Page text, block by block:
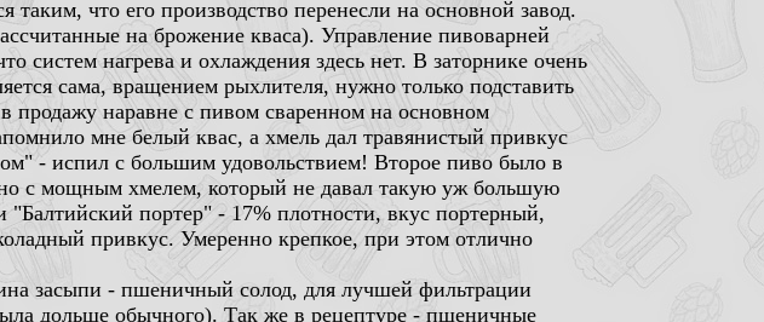
таким, что его производство перенесли на основной завод.
на брожение кваса). Управление пивоварней
систем нагрева и охлаждения здесь нет. В заторнике очень
сама, вращением рыхлителя, нужно только подставить
продажу наравне с пивом сваренном на основном
мне белый квас, а хмель дал травянистый привкус
- испил с большим удовольствием! Второе пиво было в
с мощным хмелем, который не давал такую уж большую
портер" - 17% плотности, вкус портерный,
привкус. Умеренно крепкое, при этом отлично
засыпи - пшеничный солод, для лучшей фильтрации
дольше обычного). Так же в рецептуре - пшеничные